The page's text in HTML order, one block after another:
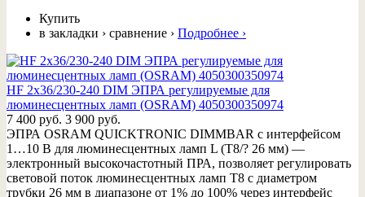
Купить
в закладки › сравнение › Подробнее ›
HF 2x36/230-240 DIM ЭПРА регулируемые для
люминесцентных ламп (OSRAM) 4050300350974
7 400 руб. 3 900 руб.
ЭПРА OSRAM QUICKTRONIC DIMMBAR с интерфейсом
1…10 В для люминесцентных ламп L (T8/? 26 мм) —
электронный высокочастотный ПРА, позволяет регулировать
световой поток люминесцентных ламп Т8 с диаметром
трубки 26 мм в диапазоне от 1% до 100% через интерфейс